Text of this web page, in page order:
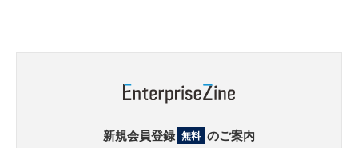
新規会員登録 無料 のご案内